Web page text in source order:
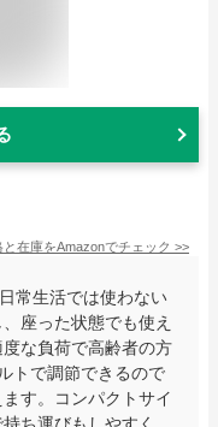
と在庫をAmazonでチェック >>
常生活では使わない
座った状態でも使え
な負荷で高齢者の方
トで調節できるので
す。コンパクトサイ